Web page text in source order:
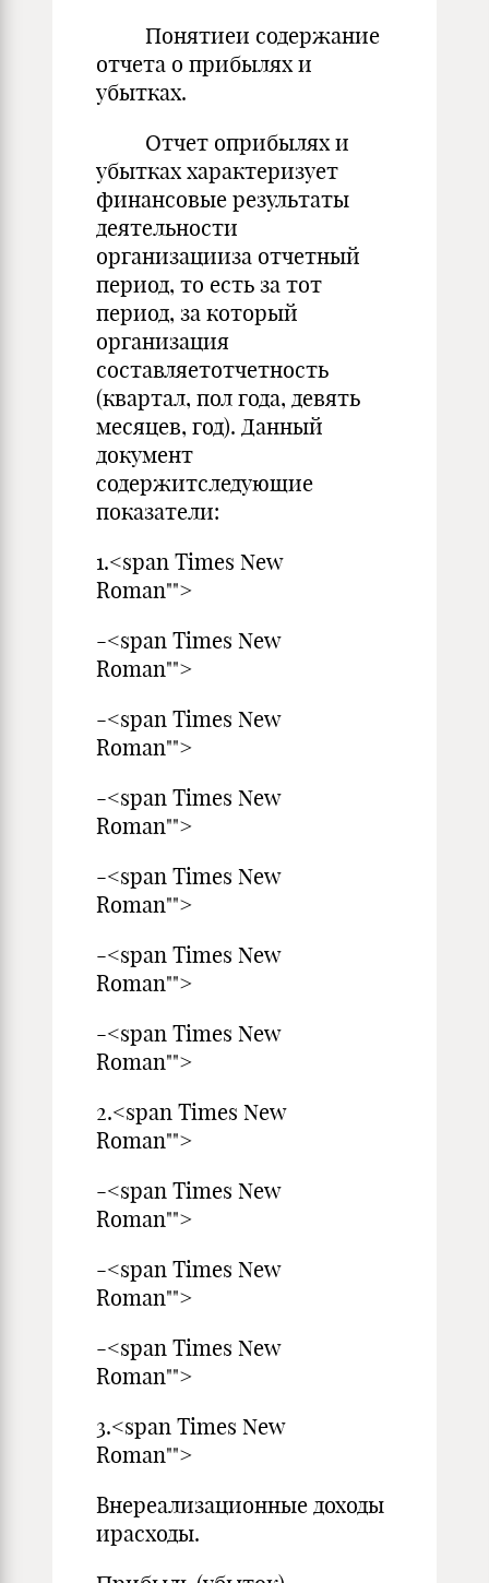
Понятиеи содержание
отчета о прибылях и
убытках.
Отчет оприбылях и
убытках характеризует
финансовые результаты
деятельности
организацииза отчетный
период, то есть за тот
период, за который
организация
составляетотчетность
(квартал, пол года, девять
месяцев, год). Данный
документ
содержитследующие
показатели:
1.<span Times New
Roman"">
-<span Times New
Roman"">
-<span Times New
Roman"">
-<span Times New
Roman"">
-<span Times New
Roman"">
-<span Times New
Roman"">
-<span Times New
Roman"">
2.<span Times New
Roman"">
-<span Times New
Roman"">
-<span Times New
Roman"">
-<span Times New
Roman"">
3.<span Times New
Roman"">
Внереализационные доходы
ирасходы.